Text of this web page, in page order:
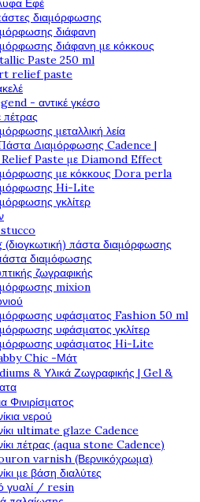
Εφέ
διαμόρφωσης
διάφανη
διάφανη με κόκκους
Paste 250 ml
relief paste
- αντικέ γκέσο
μεταλλική λεία
Διαμόρφωσης Cadence |
Relief Paste με Diamond Effect
με κόκκους Dora perla
Hi-Lite
γκλίτερ
πάστα διαμόρφωσης
διαμόφωσης
ζωγραφικής
mixion
υφάσματος Fashion 50 ml
υφάσματος γκλίτερ
υφάσματος Hi-Lite
Chic -Μάτ
& Υλικά Ζωγραφικής | Gel &
Φινιρίσματος
νερού
ultimate glaze Cadence
πέτρας (aqua stone Cadence)
varnish (Βερνικόχρωμα)
με βάση διαλύτες
γυαλί / resin